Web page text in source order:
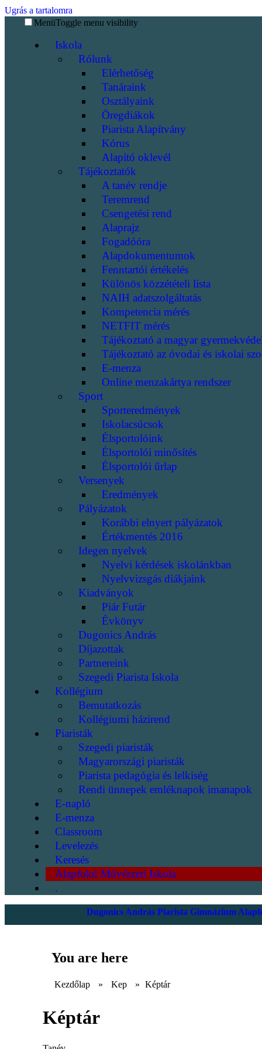
Ugrás a tartalomra
MenüToggle menu visibility
Iskola
Rólunk
Elérhetőség
Tanáraink
Osztályaink
Öregdiákok
Piarista Alapítvány
Kórus
Alapító oklevél
Tájékoztatók
A tanév rendje
Teremrend
Csengetési rend
Alaprajz
Fogadóóra
Alapdokumentumok
Fenntartói értékelés
Különös közzétételi lista
NAIH adatszolgáltatás
Kompetencia mérés
NETFIT mérés
Tájékoztató a magyar
Tájékoztató az óvodai és iskolai
E-menza
Online menzakártya rendszer
Sport
Sporteredmények
Iskolacsúcsok
Élsportolóink
Élsportolói minősítés
Élsportolói űrlap
Versenyek
Eredmények
Pályázatok
Korábbi elnyert pályázatok
Értékmentés 2016
Idegen nyelvek
Nyelvi kérdések iskolánkban
Nyelvvizsgás diákjaink
Kiadványok
Piár Futár
Évkönyv
Dugonics András
Díjazottak
Partnereink
Szegedi Piarista Iskola
Kollégium
Bemutatkozás
Kollégiumi házirend
Piaristák
Szegedi piaristák
Magyarországi piaristák
Piarista pedagógia és lelkiség
Rendi ünnepek emléknapok imanapok
E-napló
E-menza
Classroom
Levelezés
Keresés
Alapfokú Művészeti Iskola
.
Dugonics András Piarista Gimnázium
You are here
Kezdőlap » Kep » Képtár
Képtár